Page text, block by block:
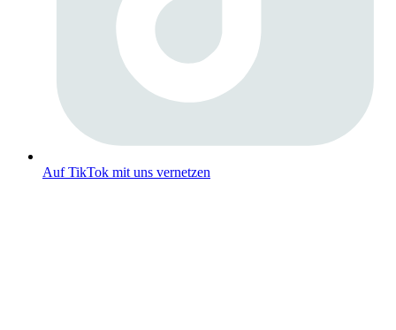
Auf TikTok mit uns vernetzen